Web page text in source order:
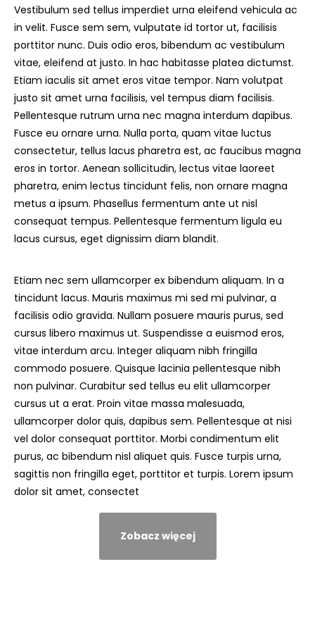
Vestibulum sed tellus imperdiet urna eleifend vehicula ac
in velit. Fusce sem sem, vulputate id tortor ut, facilisis
porttitor nunc. Duis odio eros, bibendum ac vestibulum
vitae, eleifend at justo. In hac habitasse platea dictumst.
Etiam iaculis sit amet eros vitae tempor. Nam volutpat
justo sit amet urna facilisis, vel tempus diam facilisis.
Pellentesque rutrum urna nec magna interdum dapibus.
Fusce eu ornare urna. Nulla porta, quam vitae luctus
consectetur, tellus lacus pharetra est, ac faucibus magna
eros in tortor. Aenean sollicitudin, lectus vitae laoreet
pharetra, enim lectus tincidunt felis, non ornare magna
metus a ipsum. Phasellus fermentum ante ut nisl
consequat tempus. Pellentesque fermentum ligula eu
lacus cursus, eget dignissim diam blandit.
Etiam nec sem ullamcorper ex bibendum aliquam. In a
tincidunt lacus. Mauris maximus mi sed mi pulvinar, a
facilisis odio gravida. Nullam posuere mauris purus, sed
cursus libero maximus ut. Suspendisse a euismod eros,
vitae interdum arcu. Integer aliquam nibh fringilla
commodo posuere. Quisque lacinia pellentesque nibh
non pulvinar. Curabitur sed tellus eu elit ullamcorper
cursus ut a erat. Proin vitae massa malesuada,
ullamcorper dolor quis, dapibus sem. Pellentesque at nisi
vel dolor consequat porttitor. Morbi condimentum elit
purus, ac bibendum nisl aliquet quis. Fusce turpis urna,
sagittis non fringilla eget, porttitor et turpis. Lorem ipsum
dolor sit amet, consectet
Zobacz więcej